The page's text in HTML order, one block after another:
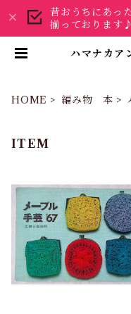
昔おうちにあっ
揃っております♪
ハマナカア
HOME 編み物 本
ITEM